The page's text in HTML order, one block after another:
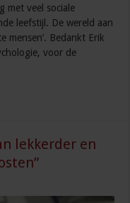
met veel sociale
leefstijl. De wereld aan
mensen’. Bedankt Erik
voor de
lekkerder en